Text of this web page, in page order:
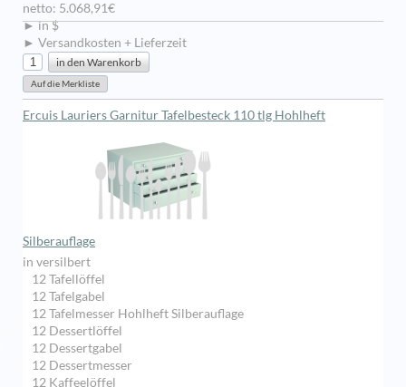
netto: 5.068,91€
► in $
► Versandkosten + Lieferzeit
Ercuis Lauriers Garnitur Tafelbesteck 110 tlg Hohlheft
Silberauflage
in versilbert
12 Tafellöffel
12 Tafelgabel
12 Tafelmesser Hohlheft Silberauflage
12 Dessertlöffel
12 Dessertgabel
12 Dessertmesser
12 Kaffeelöffel